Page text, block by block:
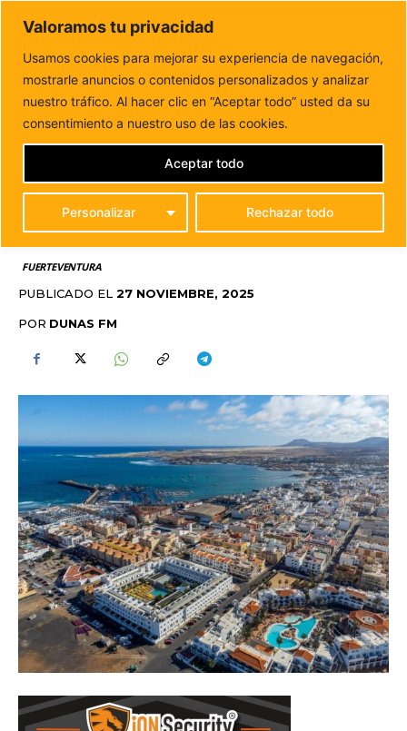
Valoramos tu privacidad
Usamos cookies para mejorar su experiencia de navegación,
mostrarle anuncios o contenidos personalizados y analizar
nuestro tráfico. Al hacer clic en “Aceptar todo” usted da su
consentimiento a nuestro uso de las cookies.
Personalizar Rechazar todo
Aceptar todo
DUNAS FM
Tu informacion de forma cercana
Inicio FUERTEVENTURA
La Oliva cede suelo para
construir un tercer instituto en el municipio
LA OLIVA CEDE SUELO
PARA CONSTRUIR UN
TERCER INSTITUTO EN
EL MUNICIPIO
FUERTEVENTURA
PUBLICADO EL 27 NOVIEMBRE, 2025
POR DUNAS FM